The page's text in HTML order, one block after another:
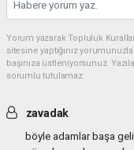
Yorum yazarak Topluluk
sitesine yaptığınız
başınıza üstleniyorsunuz.
sorumlu tutulamaz.
zavadak
böyle adamlar başa